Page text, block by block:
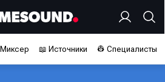
📖 Источники 👷 Специалисты